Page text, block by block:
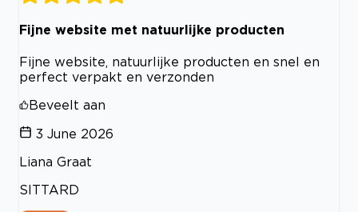
Fijne website met natuurlijke producten
Fijne website, natuurlijke producten en snel en
perfect verpakt en verzonden
Beveelt aan
3 June 2026
Liana Graat
SITTARD